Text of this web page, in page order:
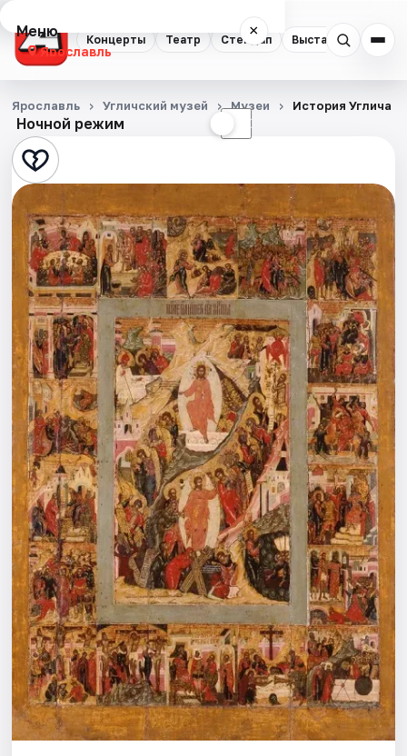
Концерты Театр Стендап Выставки
Меню ×
Ярославль
Концерты
Театр
Стендап
Выставки
Квесты
Экскурсии
События
Города
Площадки
Артисты
Рейтинги
Ночной режим ☾
Ярославль Угличский музей Музеи История Углича